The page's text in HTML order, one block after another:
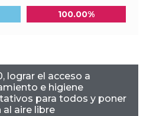
Meta a 2030
100.00%
lograr el acceso a
e higiene
para todos y poner
al aire libre